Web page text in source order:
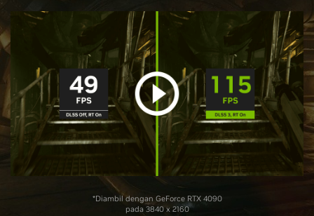
*Diambil dengan GeForce RTX 4090
pada 3840 x 2160